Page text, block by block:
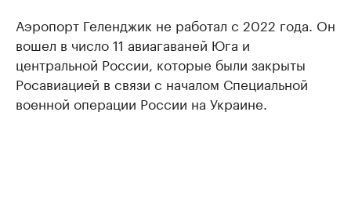
Аэропорт Геленджик не работал с 2022 года. Он
вошел в число 11 авиагаваней Юга и
центральной России, которые были закрыты
Росавиацией в связи с началом Специальной
военной операции России на Украине.